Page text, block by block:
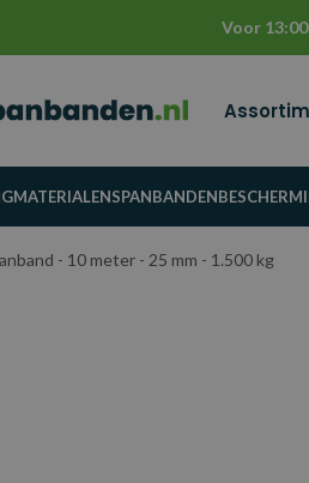
Voor
SPANBANDEN
- 10 meter - 25 mm - 1.500 kg